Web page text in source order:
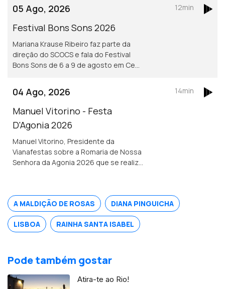
05 Ago, 2026
Festival Bons Sons 2026
Mariana Krause Ribeiro faz parte da
direção do SCOCS e fala do Festival
Bons Sons de 6 a 9 de agosto em Cem
ano sob a ideia de resistência.
12min
04 Ago, 2026
Manuel Vitorino - Festa
D'Agonia 2026
Manuel Vitorino, Presidente da
Vianafestas sobre a Romaria de Nossa
Senhora da Agonia 2026 que se realiza
tradição, da devoção e da alegria.
14min
A MALDIÇÃO DE ROSAS DIANA PINGUICHA
LISBOA RAINHA SANTA ISABEL
Pode também gostar
Atira-te ao Rio!